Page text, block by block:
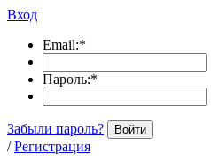
Вход
Email:*
Пароль:*
Забыли пароль? Войти
/ Регистрация